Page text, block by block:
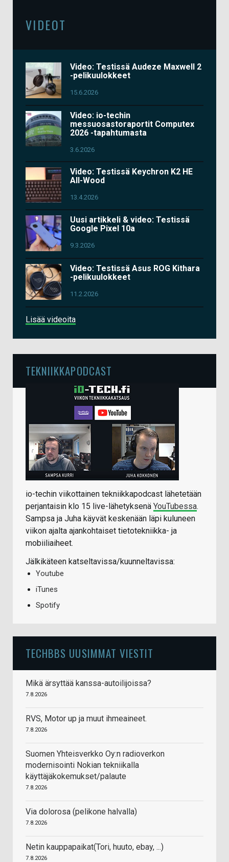
VIDEOT
Video: Testissä Audeze Maxwell 2
-pelikuulokkeet
15.6.2026
Video: io-techin
messuosastoraportit Computex
2026 -tapahtumasta
3.6.2026
Video: Testissä Keychron K2 HE
All-Wood
13.4.2026
Uusi artikkeli & video: Testissä
Google Pixel 10a
9.3.2026
Video: Testissä Asus ROG Kithara
-pelikuulokkeet
11.2.2026
Lisää videoita
TEKNIIKKAPODCAST
io-techin viikottainen tekniikkapodcast lähetetään
perjantaisin klo 15 live-lähetyksenä YouTubessa.
Sampsa ja Juha käyvät keskenään läpi kuluneen
viikon ajalta ajankohtaiset tietotekniikka- ja
mobiiliaiheet.
Jälkikäteen katseltavissa/kuunneltavissa:
Youtube
iTunes
Spotify
TECHBBS UUSIMMAT VIESTIT
Mikä ärsyttää kanssa-autoilijoissa?
7.8.2026
RVS, Motor up ja muut ihmeaineet.
7.8.2026
Suomen Yhteisverkko Oy:n radioverkon
modernisointi Nokian tekniikalla
käyttäjäkokemukset/palaute
7.8.2026
Via dolorosa (pelikone halvalla)
7.8.2026
Netin kauppapaikat(Tori, huuto, ebay, ...)
7.8.2026